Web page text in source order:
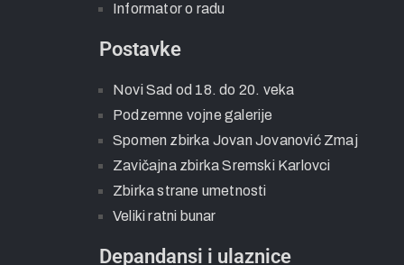
Informator o radu
Postavke
Novi Sad od 18. do 20. veka
Podzemne vojne galerije
Spomen zbirka Jovan Jovanović Zmaj
Zavičajna zbirka Sremski Karlovci
Zbirka strane umetnosti
Veliki ratni bunar
Depandansi i ulaznice